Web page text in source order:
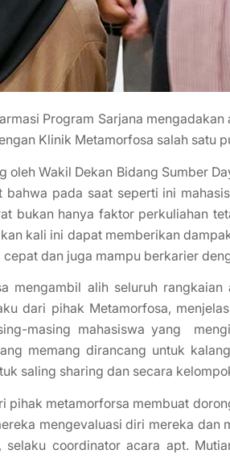
Program Sarjana
Klinik Metamorfosa salah satu
Wakil Dekan Bidang Sumber
pada saat seperti ini
bukan hanya faktor perkuliahan
kali ini dapat memberikan
dan juga mampu berkarier
mengambil alih seluruh
dari pihak Metamorfosa,
masing mahasiswa yang
memang dirancang untuk
saling sharing dan secara
pihak metamorforsa membuat
mengevaluasi diri mereka
coordinator acara apt.